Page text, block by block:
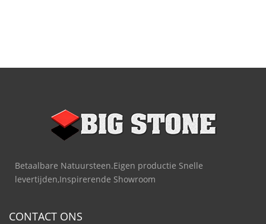
Betaalbare Natuursteen.Eigen productie Snelle
levertijden,Inspirerende Showroom
CONTACT ONS